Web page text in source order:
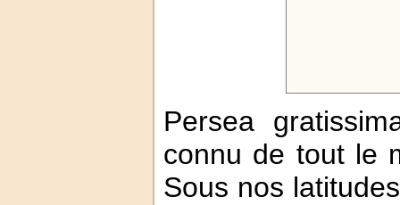
Persea
connu de tout le
Sous nos